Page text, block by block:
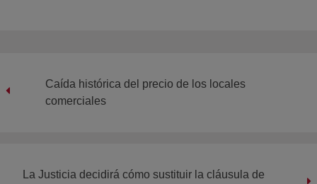
Caída histórica del precio de los locales
comerciales
La Justicia decidirá cómo sustituir la cláusula de